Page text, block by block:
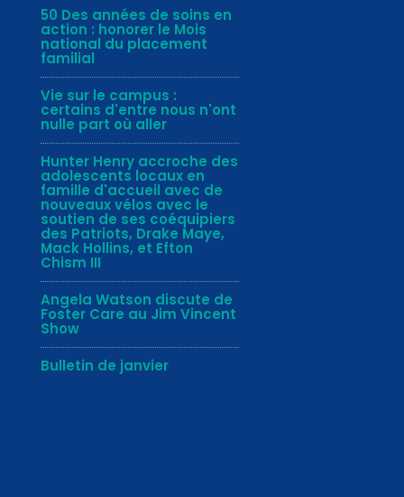
50 Des années de soins en
action : honorer le Mois
national du placement
familial
Vie sur le campus :
certains d'entre nous n'ont
nulle part où aller
Hunter Henry accroche des
adolescents locaux en
famille d'accueil avec de
nouveaux vélos avec le
soutien de ses coéquipiers
des Patriots, Drake Maye,
Mack Hollins, et Efton
Chism III
Angela Watson discute de
Foster Care au Jim Vincent
Show
Bulletin de janvier